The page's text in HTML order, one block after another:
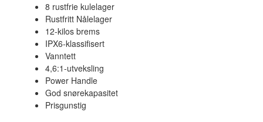
8 rustfrie kulelager
Rustfritt Nålelager
12-kilos brems
IPX6-klassifisert
Vanntett
4,6:1-utveksling
Power Handle
God snørekapasitet
Prisgunstig